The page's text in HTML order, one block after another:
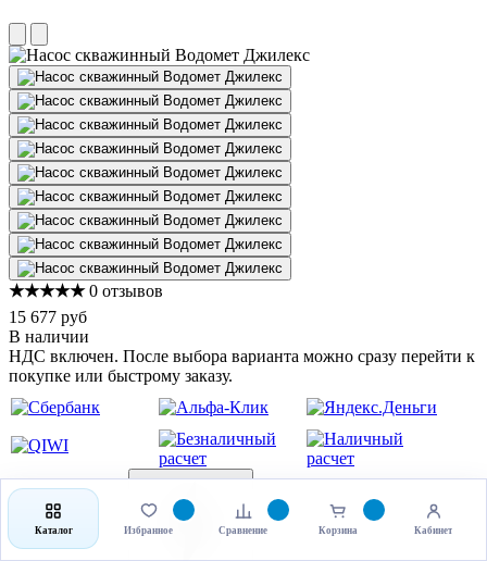
★★★★★ 0 отзывов
15 677 руб
В наличии
НДС включен. После выбора варианта можно сразу перейти к
покупке или быстрому заказу.
Каталог Избранное Сравнение Корзина Кабинет